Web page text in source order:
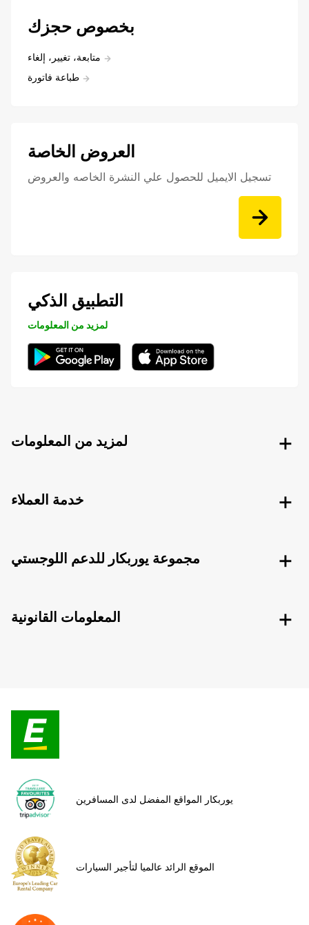
بخصوص حجزك
متابعة، تغيير، إلغاء
طباعة فاتورة
العروض الخاصة
تسجيل الايميل للحصول علي النشرة الخاصه والعروض
التطبيق الذكي
لمزيد من المعلومات
لمزيد من المعلومات
خدمة العملاء
مجموعة يوربكار للدعم اللوجستي
المعلومات القانونية
يوربكار المواقع المفضل لدى المسافرين
الموقع الرائد عالميا لتأجير السيارات